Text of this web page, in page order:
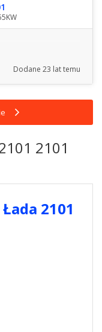
Dodane 23 lat temu
2101
Łada 2101